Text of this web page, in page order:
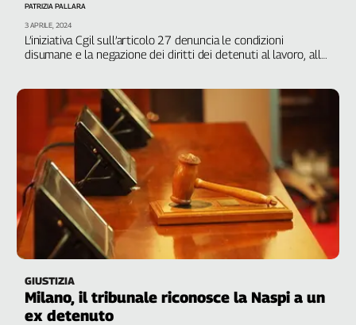
L’iniziativa Cgil sull’articolo 27 denuncia le condizioni
disumane e la negazione dei diritti dei detenuti al lavoro, alla
PATRIZIA PALLARA
3 APRILE, 2024
GIUSTIZIA
Milano, il tribunale riconosce la Naspi a un
ex detenuto